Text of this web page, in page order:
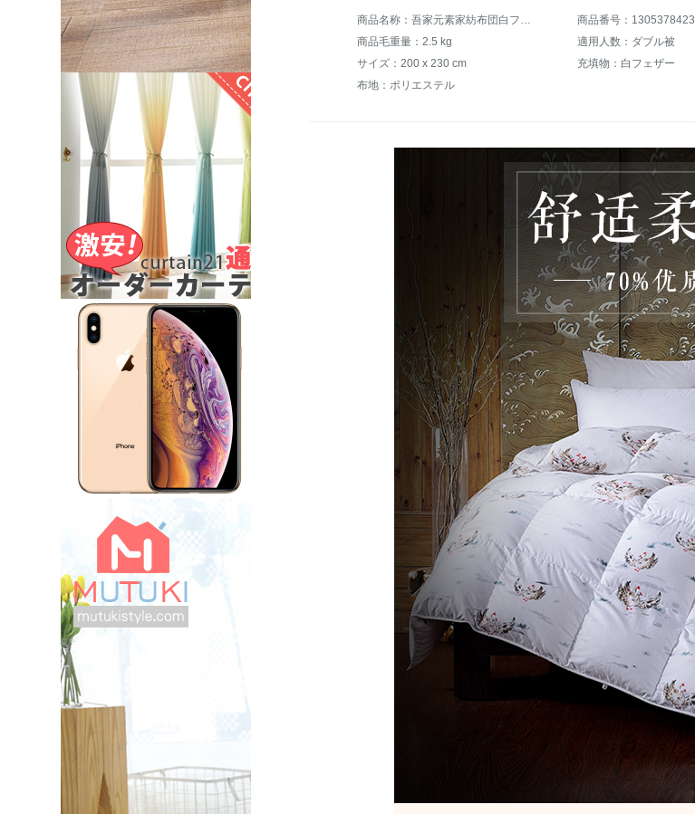
商品名称：吾家元素家紡布団白フザー羽毛布団厚いダブルによって保温されます。秋冬は芯ダブルガチョウに200*230 cmの水をかけられます。 商品番号：1305378423
商品毛重量：2.5 kg
適用人数：ダブル被
サイズ：200 x 230 cm
充填物：白フェザー
布地：ポリエステル